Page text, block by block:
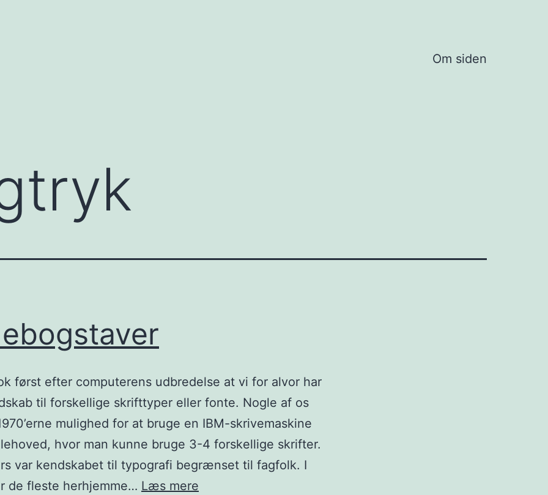
Om siden
først efter computerens udbredelse at vi for alvor har
til forskellige skrifttyper eller fonte. Nogle af os
mulighed for at bruge en IBM-skrivemaskine
hvor man kunne bruge 3-4 forskellige skrifter.
var kendskabet til typografi begrænset til fagfolk. I
de fleste herhjemme… Læs mere